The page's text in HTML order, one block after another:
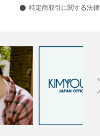
特定商取引に関する法律